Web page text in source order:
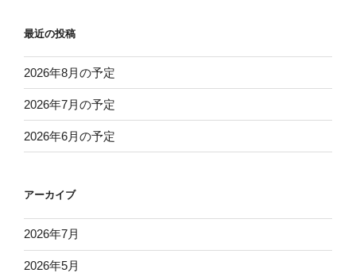
最近の投稿
2026年8月の予定
2026年7月の予定
2026年6月の予定
アーカイブ
2026年7月
2026年5月